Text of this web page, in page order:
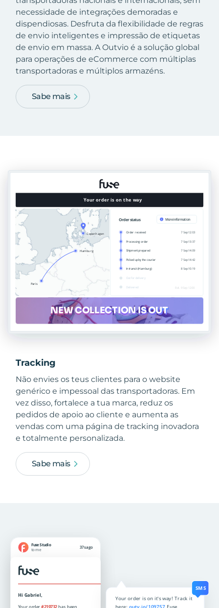
necessidade de integrações demoradas e
dispendiosas. Desfruta da flexibilidade de regras
de envio inteligentes e impressão de etiquetas
de envio em massa. A Outvio é a solução global
para operações de eCommerce com múltiplas
transportadoras e múltiplos armazéns.
Sabe mais
Tracking
Não envies os teus clientes para o website
genérico e impessoal das transportadoras. Em
vez disso, fortalece a tua marca, reduz os
pedidos de apoio ao cliente e aumenta as
vendas com uma página de tracking inovadora
e totalmente personalizada.
Sabe mais